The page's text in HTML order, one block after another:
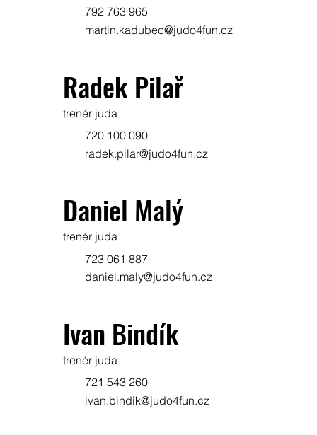
792 763 965
martin.kadubec@judo4fun.cz
trenér juda
720 100 090
radek.pilar@judo4fun.cz
Radek Pilař
trenér juda
723 061 887
daniel.maly@judo4fun.cz
Daniel Malý
trenér juda
721 543 260
ivan.bindik@judo4fun.cz
Ivan Bindík